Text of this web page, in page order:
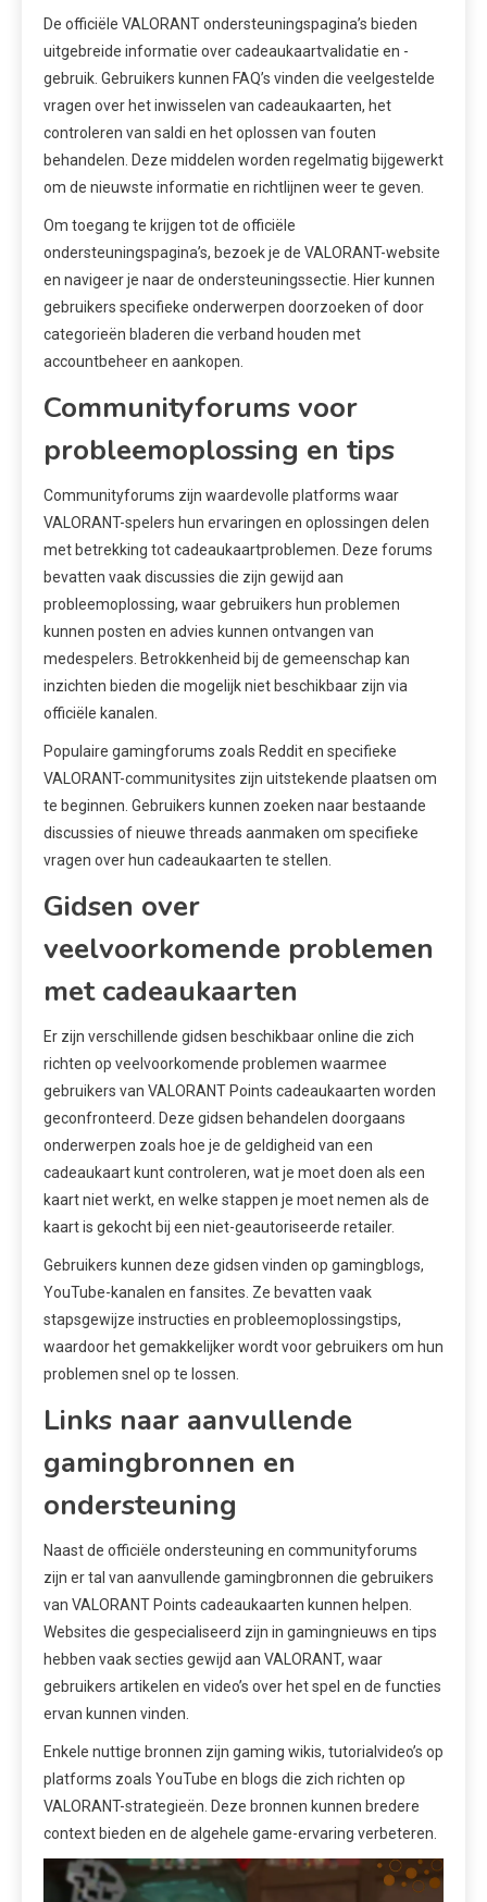
De officiële VALORANT ondersteuningspagina’s bieden
uitgebreide informatie over cadeaukaartvalidatie en -
gebruik. Gebruikers kunnen FAQ’s vinden die veelgestelde
vragen over het inwisselen van cadeaukaarten, het
controleren van saldi en het oplossen van fouten
behandelen. Deze middelen worden regelmatig bijgewerkt
om de nieuwste informatie en richtlijnen weer te geven.
Om toegang te krijgen tot de officiële
ondersteuningspagina’s, bezoek je de VALORANT-website
en navigeer je naar de ondersteuningssectie. Hier kunnen
gebruikers specifieke onderwerpen doorzoeken of door
categorieën bladeren die verband houden met
accountbeheer en aankopen.
Communityforums voor
probleemoplossing en tips
Communityforums zijn waardevolle platforms waar
VALORANT-spelers hun ervaringen en oplossingen delen
met betrekking tot cadeaukaartproblemen. Deze forums
bevatten vaak discussies die zijn gewijd aan
probleemoplossing, waar gebruikers hun problemen
kunnen posten en advies kunnen ontvangen van
medespelers. Betrokkenheid bij de gemeenschap kan
inzichten bieden die mogelijk niet beschikbaar zijn via
officiële kanalen.
Populaire gamingforums zoals Reddit en specifieke
VALORANT-communitysites zijn uitstekende plaatsen om
te beginnen. Gebruikers kunnen zoeken naar bestaande
discussies of nieuwe threads aanmaken om specifieke
vragen over hun cadeaukaarten te stellen.
Gidsen over
veelvoorkomende problemen
met cadeaukaarten
Er zijn verschillende gidsen beschikbaar online die zich
richten op veelvoorkomende problemen waarmee
gebruikers van VALORANT Points cadeaukaarten worden
geconfronteerd. Deze gidsen behandelen doorgaans
onderwerpen zoals hoe je de geldigheid van een
cadeaukaart kunt controleren, wat je moet doen als een
kaart niet werkt, en welke stappen je moet nemen als de
kaart is gekocht bij een niet-geautoriseerde retailer.
Gebruikers kunnen deze gidsen vinden op gamingblogs,
YouTube-kanalen en fansites. Ze bevatten vaak
stapsgewijze instructies en probleemoplossingstips,
waardoor het gemakkelijker wordt voor gebruikers om hun
problemen snel op te lossen.
Links naar aanvullende
gamingbronnen en
ondersteuning
Naast de officiële ondersteuning en communityforums
zijn er tal van aanvullende gamingbronnen die gebruikers
van VALORANT Points cadeaukaarten kunnen helpen.
Websites die gespecialiseerd zijn in gamingnieuws en tips
hebben vaak secties gewijd aan VALORANT, waar
gebruikers artikelen en video’s over het spel en de functies
ervan kunnen vinden.
Enkele nuttige bronnen zijn gaming wikis, tutorialvideo’s op
platforms zoals YouTube en blogs die zich richten op
VALORANT-strategieën. Deze bronnen kunnen bredere
context bieden en de algehele game-ervaring verbeteren.